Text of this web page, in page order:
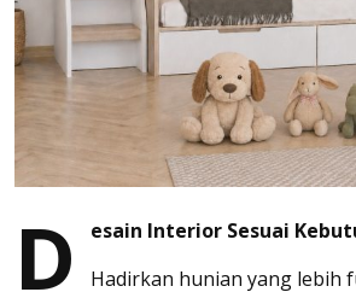
D
esain Interior Sesuai
Hadirkan hunian yang lebih